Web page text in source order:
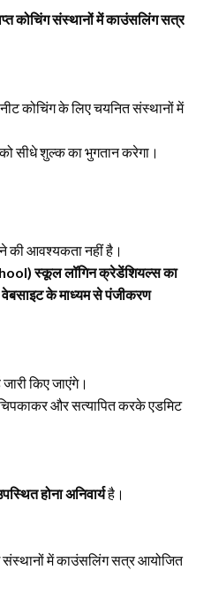
कोचिंग संस्थानों में काउंसलिंग सत्र
नीट कोचिंग के लिए चयनित संस्थानों में
को सीधे शुल्क का भुगतान करेगा।
की आवश्यकता नहीं है।
स्कूल लॉगिन क्रेडेंशियल्स का
वेबसाइट के माध्यम से पंजीकरण
जारी किए जाएंगे।
और सत्यापित करके एडमिट
होना अनिवार्यहै।
संस्थानों में काउंसलिंग सत्र आयोजित